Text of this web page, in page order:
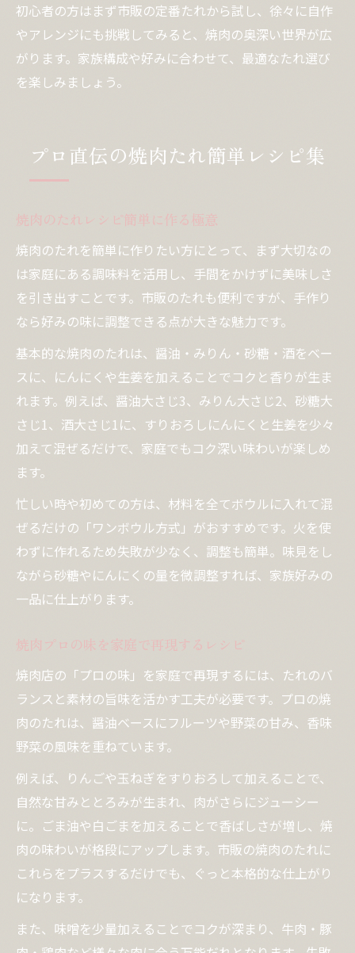
初心者の方はまず市販の定番たれから試し、徐々に自作
やアレンジにも挑戦してみると、焼肉の奥深い世界が広
がります。家族構成や好みに合わせて、最適なたれ選び
を楽しみましょう。
プロ直伝の焼肉たれ簡単レシピ集
焼肉のたれレシピ簡単に作る極意
焼肉のたれを簡単に作りたい方にとって、まず大切なの
は家庭にある調味料を活用し、手間をかけずに美味しさ
を引き出すことです。市販のたれも便利ですが、手作り
なら好みの味に調整できる点が大きな魅力です。
基本的な焼肉のたれは、醤油・みりん・砂糖・酒をベー
スに、にんにくや生姜を加えることでコクと香りが生ま
れます。例えば、醤油大さじ3、みりん大さじ2、砂糖大
さじ1、酒大さじ1に、すりおろしにんにくと生姜を少々
加えて混ぜるだけで、家庭でもコク深い味わいが楽しめ
ます。
忙しい時や初めての方は、材料を全てボウルに入れて混
ぜるだけの「ワンボウル方式」がおすすめです。火を使
わずに作れるため失敗が少なく、調整も簡単。味見をし
ながら砂糖やにんにくの量を微調整すれば、家族好みの
一品に仕上がります。
焼肉プロの味を家庭で再現するレシピ
焼肉店の「プロの味」を家庭で再現するには、たれのバ
ランスと素材の旨味を活かす工夫が必要です。プロの焼
肉のたれは、醤油ベースにフルーツや野菜の甘み、香味
野菜の風味を重ねています。
例えば、りんごや玉ねぎをすりおろして加えることで、
自然な甘みととろみが生まれ、肉がさらにジューシー
に。ごま油や白ごまを加えることで香ばしさが増し、焼
肉の味わいが格段にアップします。市販の焼肉のたれに
これらをプラスするだけでも、ぐっと本格的な仕上がり
になります。
また、味噌を少量加えることでコクが深まり、牛肉・豚